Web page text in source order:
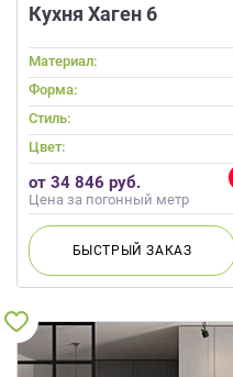
Кухня Хаген 6
Материал:
Форма:
Стиль:
Цвет:
от 34 846 руб.
Цена за погонный метр
БЫСТРЫЙЗАКАЗ